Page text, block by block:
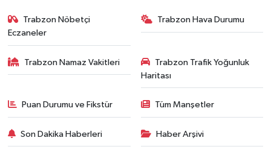
Trabzon Nöbetçi
Eczaneler
Trabzon Hava Durumu
Trabzon Namaz Vakitleri
Trabzon Trafik Yoğunluk
Haritası
Puan Durumu ve Fikstür Tüm Manşetler
Son Dakika Haberleri Haber Arşivi